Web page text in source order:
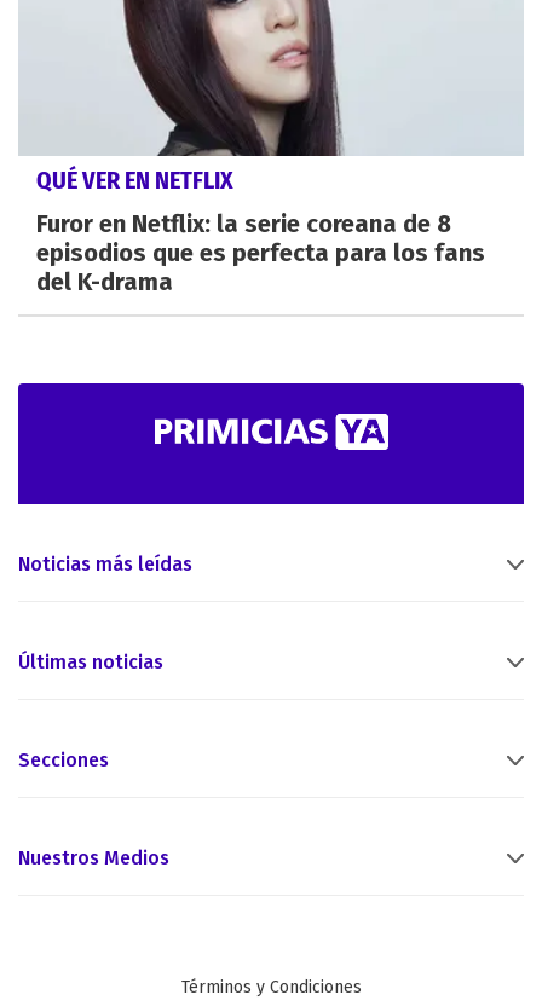
QUÉ VER EN NETFLIX
Furor en Netflix: la serie coreana de 8
episodios que es perfecta para los fans
del K-drama
Noticias más leídas
Últimas noticias
Secciones
Nuestros Medios
Términos y Condiciones